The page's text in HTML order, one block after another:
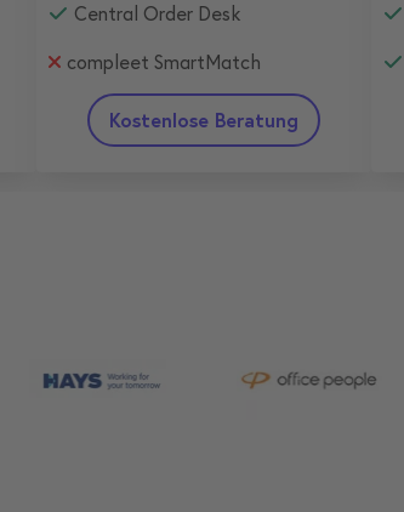
Central Order Desk
compleet SmartMatch
Kostenlose Beratung